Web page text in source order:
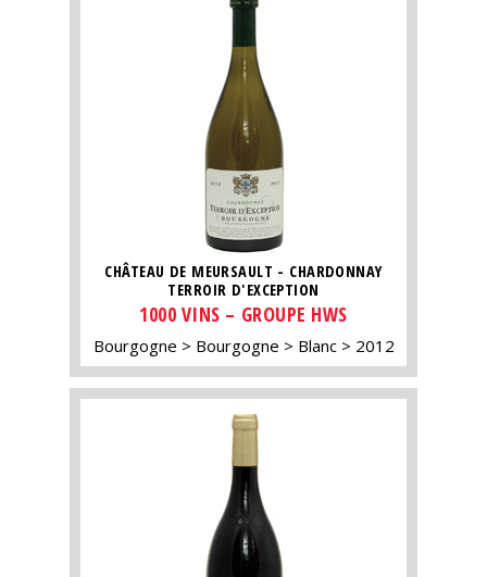
CHÂTEAU DE MEURSAULT - CHARDONNAY
TERROIR D'EXCEPTION
1000 VINS – GROUPE HWS
Bourgogne Bourgogne Blanc 2012